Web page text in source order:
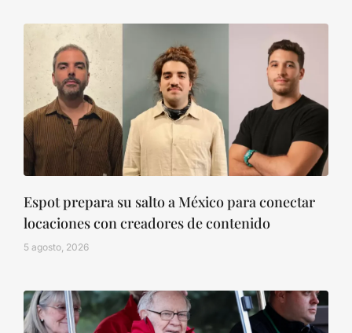
Espot prepara su salto a México para conectar
locaciones con creadores de contenido
5 agosto, 2026